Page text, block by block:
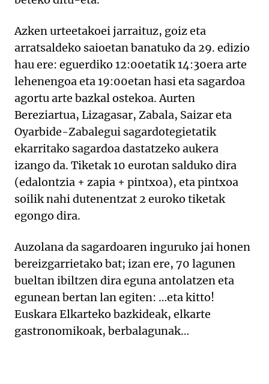
Azken urteetakoei jarraituz, goiz eta
arratsaldeko saioetan banatuko da 29. edizio
hau ere: eguerdiko 12:00etatik 14:30era arte
lehenengoa eta 19:00etan hasi eta sagardoa
agortu arte bazkal ostekoa. Aurten
Bereziartua, Lizagasar, Zabala, Saizar eta
Oyarbide-Zabalegui sagardotegietatik
ekarritako sagardoa dastatzeko aukera
izango da. Tiketak 10 eurotan salduko dira
(edalontzia + zapia + pintxoa), eta pintxoa
soilik nahi dutenentzat 2 euroko tiketak
egongo dira.
Auzolana da sagardoaren inguruko jai honen
bereizgarrietako bat; izan ere, 70 lagunen
bueltan ibiltzen dira eguna antolatzen eta
egunean bertan lan egiten: …eta kitto!
Euskara Elkarteko bazkideak, elkarte
gastronomikoak, berbalagunak…